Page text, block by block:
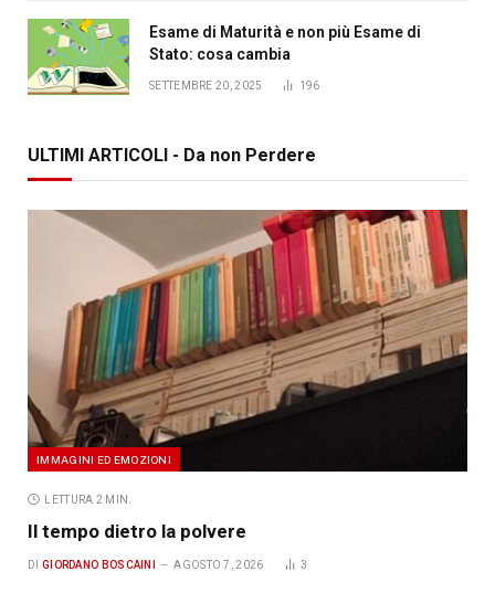
Esame di Maturità e non più Esame di
Stato: cosa cambia
SETTEMBRE 20, 2025 196
ULTIMI ARTICOLI - Da non Perdere
IMMAGINI ED EMOZIONI
LETTURA 2 MIN.
Il tempo dietro la polvere
DI GIORDANO BOSCAINI AGOSTO 7, 2026 3